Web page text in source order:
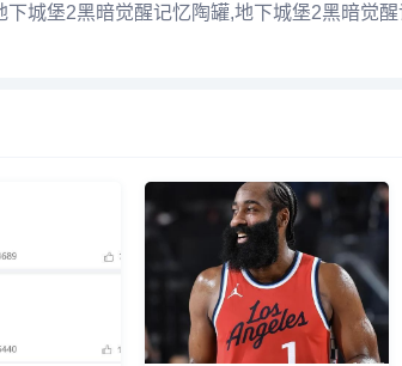
下城堡2黑暗觉醒记忆陶罐,地下城堡2黑暗觉